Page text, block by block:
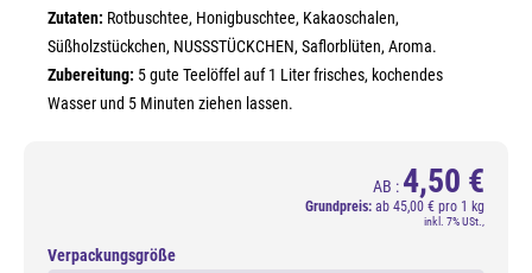
Zutaten: Rotbuschtee, Honigbuschtee, Kakaoschalen,
Süßholzstückchen, NUSSSTÜCKCHEN, Saflorblüten, Aroma.
Zubereitung: 5 gute Teelöffel auf 1 Liter frisches, kochendes
Wasser und 5 Minuten ziehen lassen.
AB : 4,50 €
Grundpreis: ab 45,00 € pro 1 kg
inkl. 7% USt.,
Verpackungsgröße